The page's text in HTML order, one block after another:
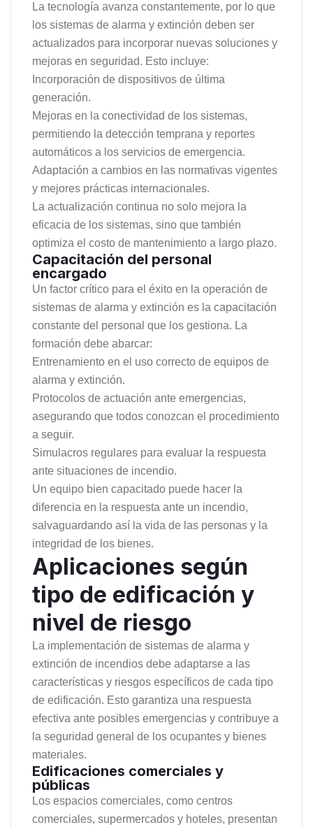
La tecnología avanza constantemente, por lo que
los sistemas de alarma y extinción deben ser
actualizados para incorporar nuevas soluciones y
mejoras en seguridad. Esto incluye:
Incorporación de dispositivos de última
generación.
Mejoras en la conectividad de los sistemas,
permitiendo la detección temprana y reportes
automáticos a los servicios de emergencia.
Adaptación a cambios en las normativas vigentes
y mejores prácticas internacionales.
La actualización continua no solo mejora la
eficacia de los sistemas, sino que también
optimiza el costo de mantenimiento a largo plazo.
Capacitación del personal
encargado
Un factor crítico para el éxito en la operación de
sistemas de alarma y extinción es la capacitación
constante del personal que los gestiona. La
formación debe abarcar:
Entrenamiento en el uso correcto de equipos de
alarma y extinción.
Protocolos de actuación ante emergencias,
asegurando que todos conozcan el procedimiento
a seguir.
Simulacros regulares para evaluar la respuesta
ante situaciones de incendio.
Un equipo bien capacitado puede hacer la
diferencia en la respuesta ante un incendio,
salvaguardando así la vida de las personas y la
integridad de los bienes.
Aplicaciones según
tipo de edificación y
nivel de riesgo
La implementación de sistemas de alarma y
extinción de incendios debe adaptarse a las
características y riesgos específicos de cada tipo
de edificación. Esto garantiza una respuesta
efectiva ante posibles emergencias y contribuye a
la seguridad general de los ocupantes y bienes
materiales.
Edificaciones comerciales y
públicas
Los espacios comerciales, como centros
comerciales, supermercados y hoteles, presentan